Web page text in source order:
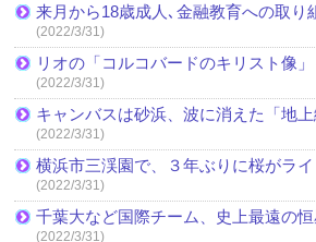
来月から18歳成人､金融教育への取り
(2022/3/31)
リオの「コルコバードのキリスト像」
(2022/3/31)
キャンバスは砂浜、波に消えた「地上
(2022/3/31)
横浜市三渓園で、３年ぶりに桜がラ
(2022/3/31)
千葉大など国際チーム、史上最遠の恒
(2022/3/31)